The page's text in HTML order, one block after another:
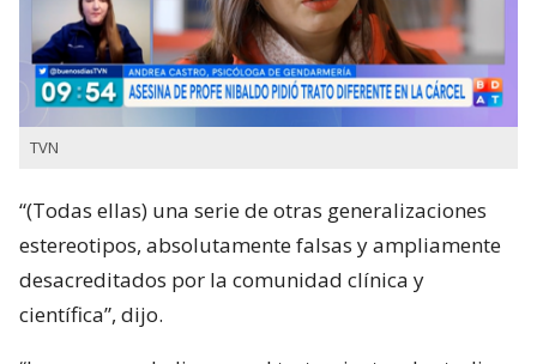
TVN
“(Todas ellas) una serie de otras generalizaciones
estereotipos, absolutamente falsas y ampliamente
desacreditados por la comunidad clínica y
científica”, dijo.